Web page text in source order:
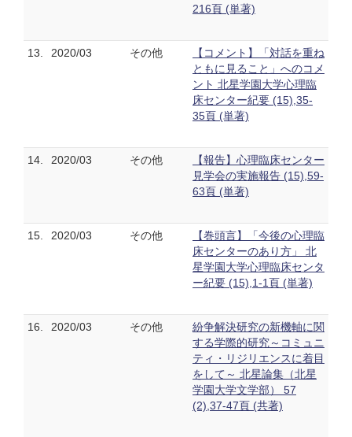
216頁 (単著)
13. 2020/03 その他
【コメント】「対話を重ね
ともに見ること」へのコメ
ント 北星学園大学心理臨
床センター紀要 (15),35-
35頁 (単著)
14. 2020/03 その他
【報告】心理臨床センター
見学会の実施報告 (15),59-
63頁 (単著)
15. 2020/03 その他
【巻頭言】「今後の心理臨
床センターのあり方」 北
星学園大学心理臨床センタ
ー紀要 (15),1-1頁 (単著)
16. 2020/03 その他
紛争解決研究の新機軸に関
する学際的研究～コミュニ
ティ・リジリエンスに着目
をして～ 北星論集（北星
学園大学文学部） 57
(2),37-47頁 (共著)